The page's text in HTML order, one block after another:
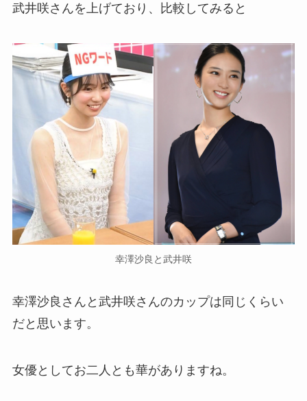
武井咲さんを上げており、比較してみると
幸澤沙良と武井咲
幸澤沙良さんと武井咲さんのカップは同じくらい
だと思います。
女優としてお二人とも華がありますね。